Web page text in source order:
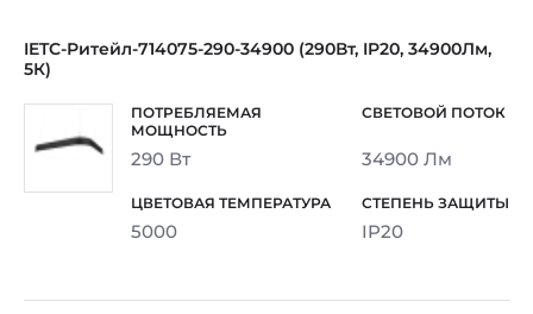
IETC-Ритейл-714075-290-34900 (290Вт, IP20, 34900Лм,
5К)
290 Вт 34900 Лм
5000 IP20